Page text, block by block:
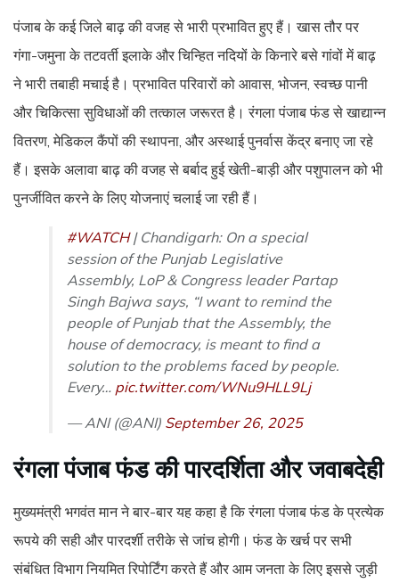
पंजाब के कई जिले बाढ़ की वजह से भारी प्रभावित हुए हैं। खास तौर पर
गंगा-जमुना के तटवर्ती इलाके और चिन्हित नदियों के किनारे बसे गांवों में बाढ़
ने भारी तबाही मचाई है। प्रभावित परिवारों को आवास, भोजन, स्वच्छ पानी
और चिकित्सा सुविधाओं की तत्काल जरूरत है। रंगला पंजाब फंड से खाद्यान्न
वितरण, मेडिकल कैंपों की स्थापना, और अस्थाई पुनर्वास केंद्र बनाए जा रहे
हैं। इसके अलावा बाढ़ की वजह से बर्बाद हुई खेती-बाड़ी और पशुपालन को भी
पुनर्जीवित करने के लिए योजनाएं चलाई जा रही हैं।
#WATCH| Chandigarh: On a special
session of the Punjab Legislative
Assembly, LoP & Congress leader Partap
Singh Bajwa says, “I want to remind the
people of Punjab that the Assembly, the
house of democracy, is meant to find a
solution to the problems faced by people.
Every… pic.twitter.com/WNu9HLL9Lj
— ANI (@ANI) September 26, 2025
रंगलापंजाब फंड की पारदर्शिता और जवाबदेही
मुख्यमंत्री भगवंत मान ने बार-बार यह कहा है कि रंगला पंजाब फंड के प्रत्येक
रूपये की सही और पारदर्शी तरीके से जांच होगी। फंड के खर्च पर सभी
संबंधित विभाग नियमित रिपोर्टिंग करते हैं और आम जनता के लिए इससे जुड़ी